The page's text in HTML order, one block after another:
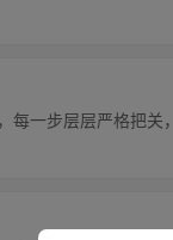
每一步层层严格把关